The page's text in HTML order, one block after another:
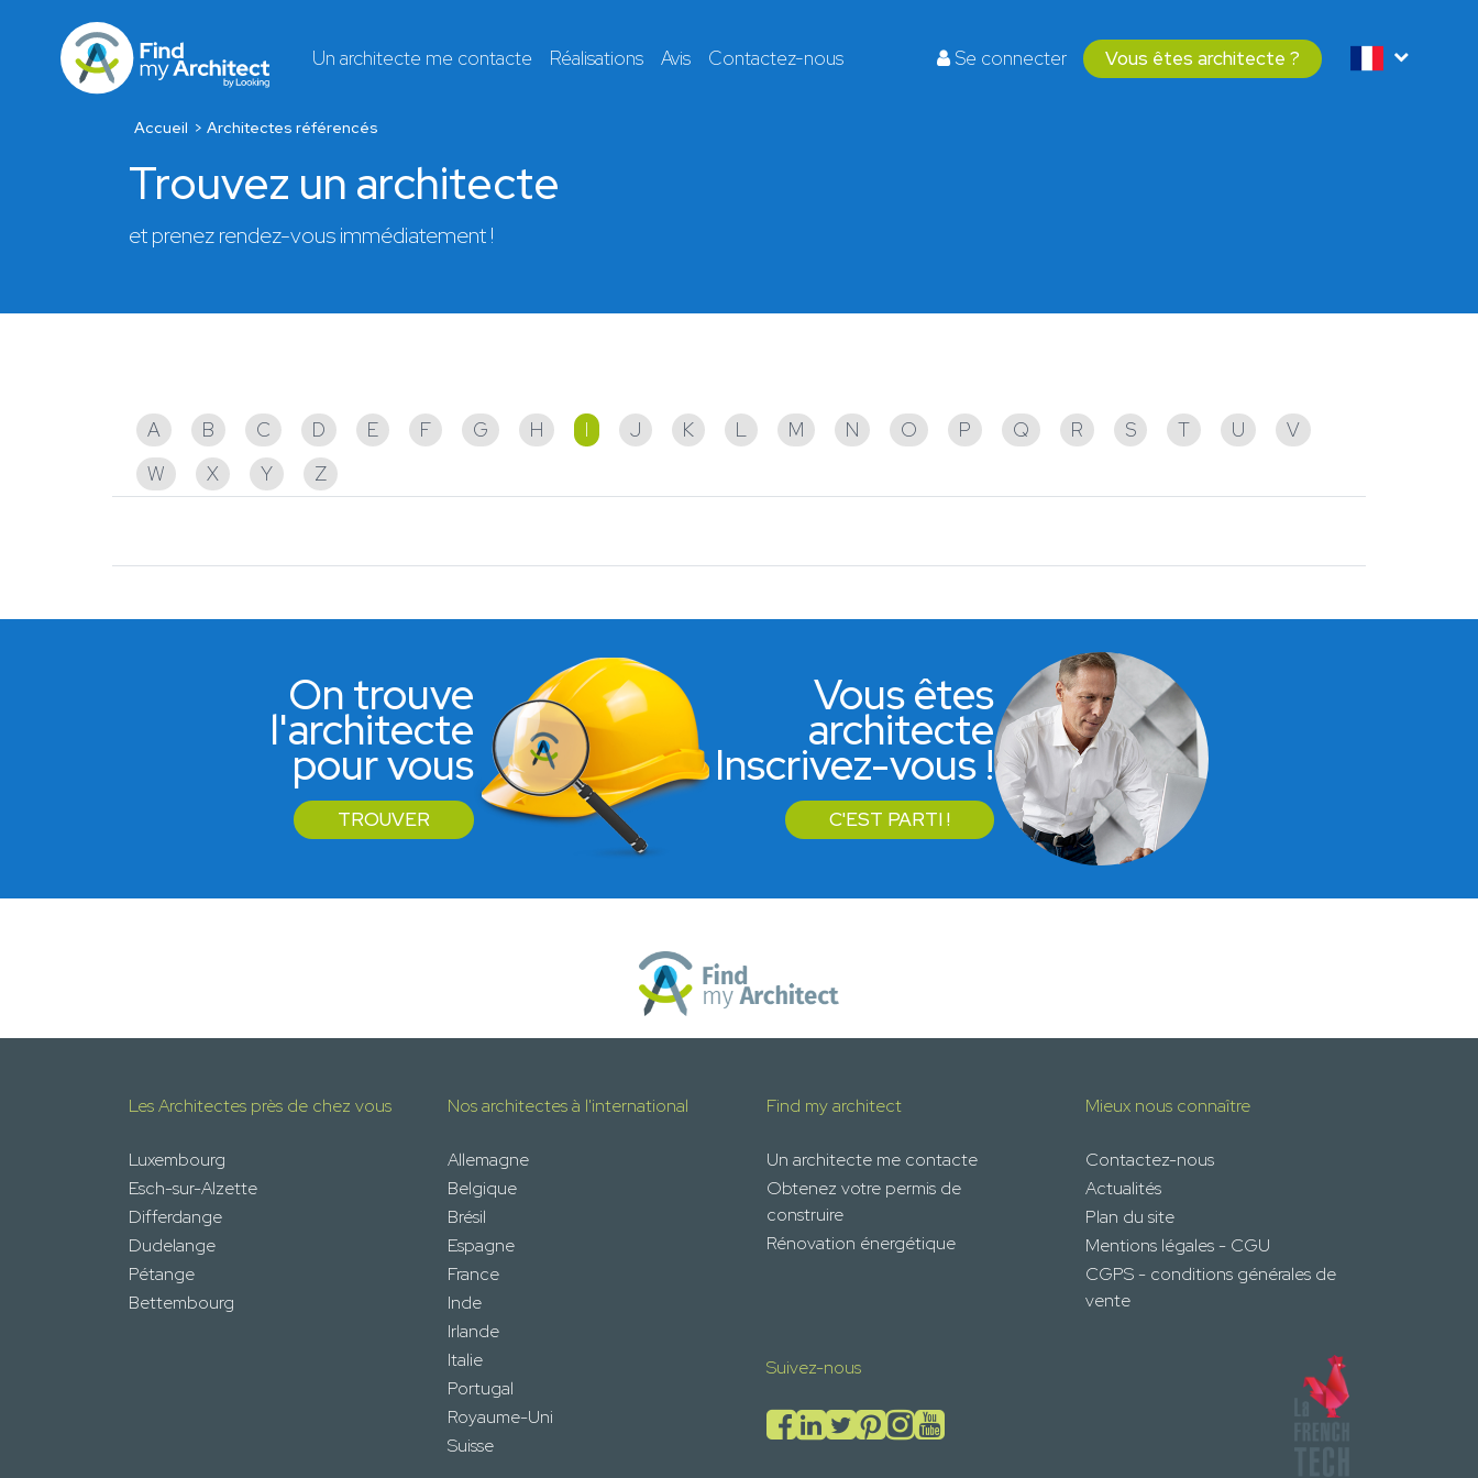
Un architecte me contacte Réalisations Avis Contactez-nous Se connecter Vous êtes architecte ?
Accueil Architectes référencés
Trouvez un architecte
et prenez rendez-vous immédiatement !
A B C D E F G H I J K L M N O P Q R S T U
V
W
X Y Z
On trouve
l'architecte
pour vous
TROUVER
Vous êtes
architecte
Inscrivez-vous !
C'EST PARTI !
Les Architectes près de chez vous
Luxembourg
Esch-sur-Alzette
Differdange
Dudelange
Pétange
Bettembourg
Nos architectes à l'international
Allemagne
Belgique
Brésil
Espagne
France
Inde
Irlande
Italie
Portugal
Royaume-Uni
Suisse
Find my architect
Un architecte me contacte
Obtenez votre permis de
construire
Rénovation énergétique
Mieux nous connaître
Contactez-nous
Actualités
Plan du site
Mentions légales - CGU
CGPS - conditions générales de
vente
Suivez-nous